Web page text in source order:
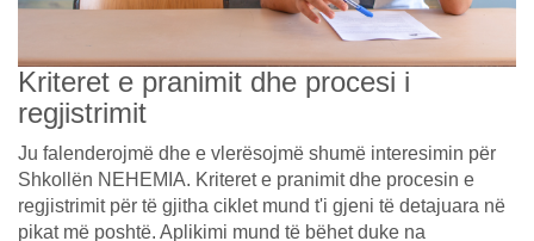
Kriteret e pranimit dhe procesi i
regjistrimit
Ju falenderojmë dhe e vlerësojmë shumë interesimin për
Shkollën NEHEMIA. Kriteret e pranimit dhe procesin e
regjistrimit për të gjitha ciklet mund t'i gjeni të detajuara në
pikat më poshtë. Aplikimi mund të bëhet duke na